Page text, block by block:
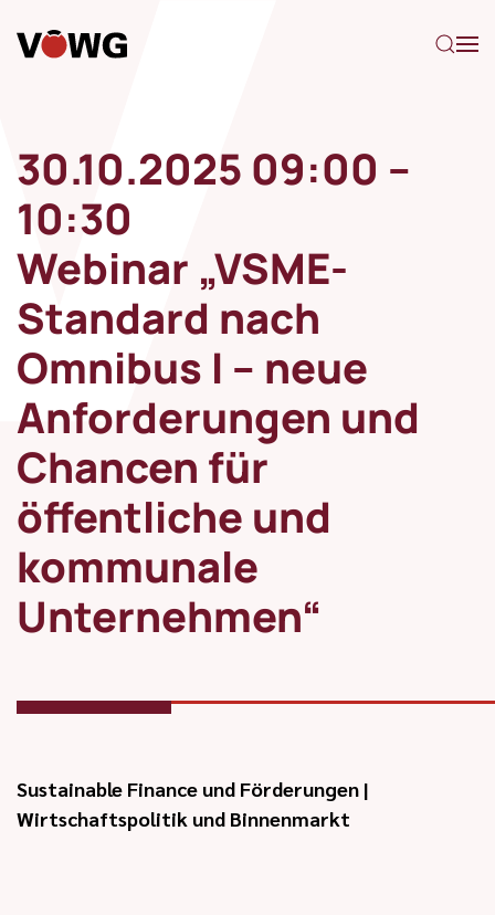
Zum Hauptinhalt springen
30.10.2025 09:00 –
10:30
Webinar „VSME-
Standard nach
Omnibus I – neue
Anforderungen und
Chancen für
öffentliche und
kommunale
Unternehmen“
Sustainable Finance und Förderungen |
Wirtschaftspolitik und Binnenmarkt